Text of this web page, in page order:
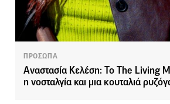
ΠΡΟΣΩΠΑ
Αναστασία Κελέση: Το The Living
η νοσταλγία και μια κουταλιά